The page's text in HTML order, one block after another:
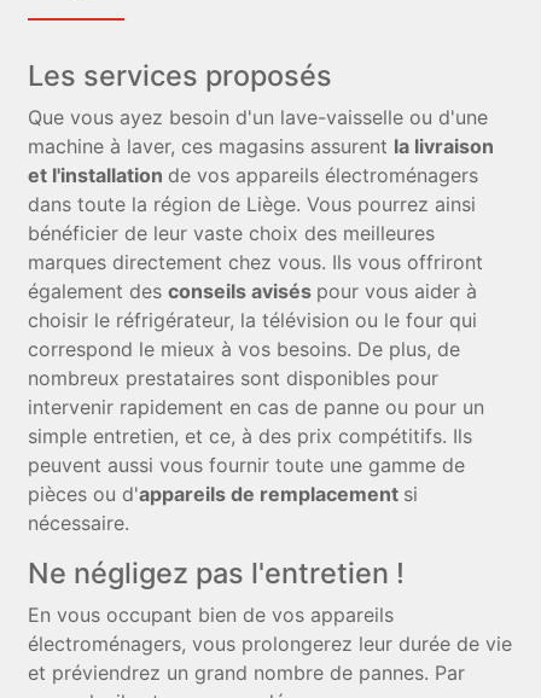
Les services proposés
Que vous ayez besoin d'un lave-vaisselle ou d'une
machine à laver, ces magasins assurent la livraison
et l'installation de vos appareils électroménagers
dans toute la région de Liège. Vous pourrez ainsi
bénéficier de leur vaste choix des meilleures
marques directement chez vous. Ils vous offriront
également desconseils avisés pour vous aider à
choisir le réfrigérateur, la télévision ou le four qui
correspond le mieux à vos besoins. De plus, de
nombreux prestataires sont disponibles pour
intervenir rapidement en cas de panne ou pour un
simple entretien, et ce, à des prix compétitifs. Ils
peuvent aussi vous fournir toute une gamme de
pièces ou d'appareils de remplacement si
nécessaire.
Ne négligez pas l'entretien !
En vous occupant bien de vos appareils
électroménagers, vous prolongerez leur durée de vie
et préviendrez un grand nombre de pannes. Par